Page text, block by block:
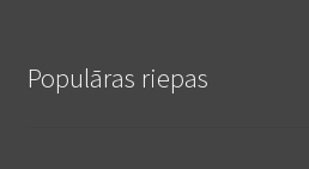
Populāras riepas